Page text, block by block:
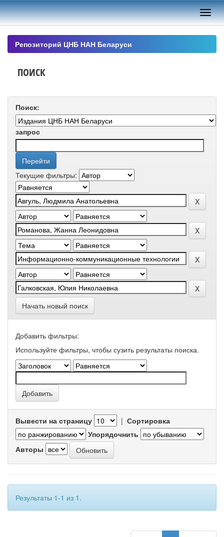
Skip
navigation
Репозиторий ЦНБ НАН Беларуси
ПОИСК
Поиск:
запрос
Текущие фильтры:
Начать новый поиск
Добавить фильтры:
Используйте фильтры, чтобы сузить результаты поиска.
Вывести на страницу | Сортировка
Упорядочнить
Авторы
Результаты 1-1 из 1.